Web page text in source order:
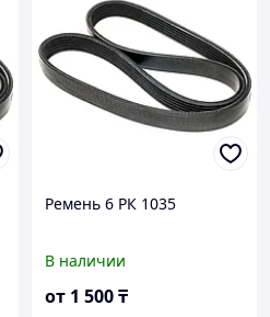
Ремень 6 РК 1035
В наличии
от 1 500₸